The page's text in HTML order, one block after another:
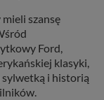
szansę
Ford,
klasyki,
i historią